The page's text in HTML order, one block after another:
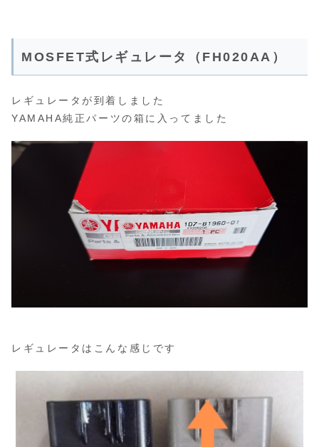
MOSFET式レギュレータ（FH020AA）
レギュレータが到着しました
YAMAHA純正パーツの箱に入ってました
レギュレータはこんな感じです